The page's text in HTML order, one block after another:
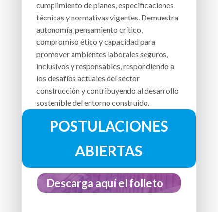
cumplimiento de planos, especificaciones
técnicas y normativas vigentes. Demuestra
autonomía, pensamiento crítico,
compromiso ético y capacidad para
promover ambientes laborales seguros,
inclusivos y responsables, respondiendo a
los desafíos actuales del sector
construcción y contribuyendo al desarrollo
sostenible del entorno construido.
POSTULACIONES
ABIERTAS
Descarga aquí el folleto